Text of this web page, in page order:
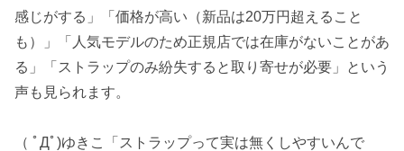
感じがする」「価格が高い（新品は20万円超えること
も）」「人気モデルのため正規店では在庫がないことがあ
る」「ストラップのみ紛失すると取り寄せが必要」という
声も見られます。
（ ﾟДﾟ)ゆきこ「ストラップって実は無くしやすいんで